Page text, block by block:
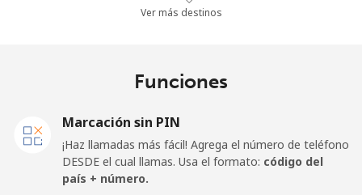
12 min por ⁦$5⁩
Línea fija
⁦27.5c⁩
Ver más destinos
Funciones
Marcación sin PIN
¡Haz llamadas más fácil! Agrega el número de teléfono
DESDE el cual llamas. Usa el formato: código del
país + número.